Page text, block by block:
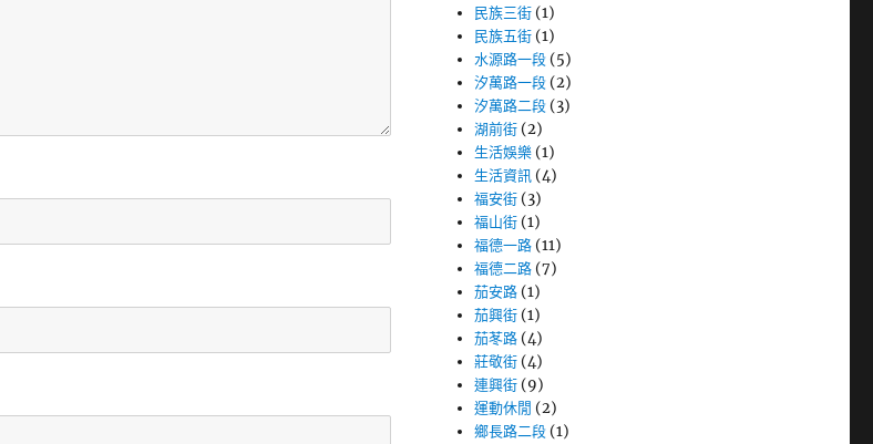
民族三街 (1)
民族五街 (1)
水源路一段 (5)
汐萬路一段 (2)
汐萬路二段 (3)
湖前街 (2)
生活娛樂 (1)
生活資訊 (4)
福安街 (3)
福山街 (1)
福德一路 (11)
福德二路 (7)
茄安路 (1)
茄興街 (1)
茄苳路 (4)
莊敬街 (4)
連興街 (9)
運動休閒 (2)
鄉長路二段 (1)